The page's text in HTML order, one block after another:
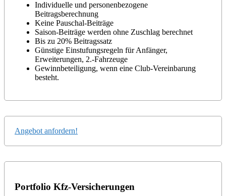
Individuelle und personenbezogene
Beitragsberechnung
Keine Pauschal-Beiträge
Saison-Beiträge werden ohne Zuschlag berechnet
Bis zu 20% Beitragssatz
Günstige Einstufungsregeln für Anfänger,
Erweiterungen, 2.-Fahrzeuge
Gewinnbeteiligung, wenn eine Club-Vereinbarung
besteht.
Angebot anfordern!
Portfolio Kfz-Versicherungen